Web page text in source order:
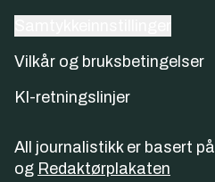
Vilkår og bruksbetingelser
KI-retningslinjer
All journalistikk er basert på
og Redaktørplakaten